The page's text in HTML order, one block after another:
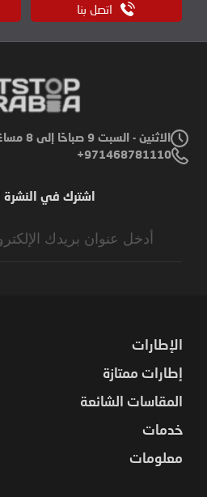
اتصل بنا
الاثنين - السبت 9 صباحًا إلى 8 مساءً | الأحد 9 صباحًا إلى 6 مساءً
971468781110+
اشترك في النشرة
الإطارات
إطارات ممتازة
المقاسات الشائعة
خدمات
معلومات